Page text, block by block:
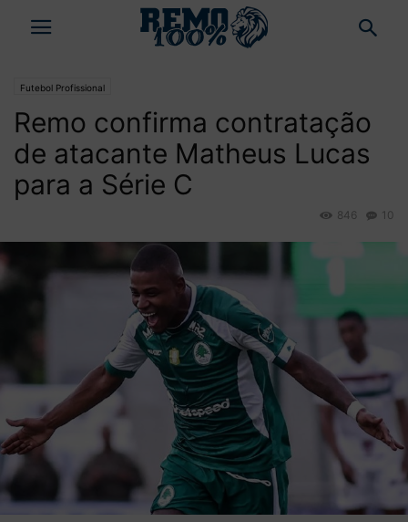
Futebol Profissional
Remo confirma contratação
de atacante Matheus Lucas
para a Série C
10
846